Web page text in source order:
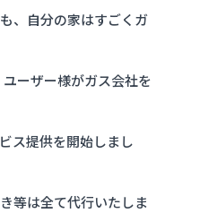
、自分の家はすごくガ
ーザー様がガス会社を
ス提供を開始しまし
等は全て代行いたしま